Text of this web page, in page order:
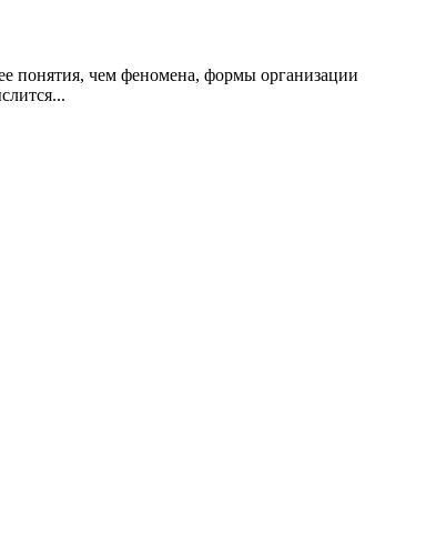
понятия, чем феномена, формы организации